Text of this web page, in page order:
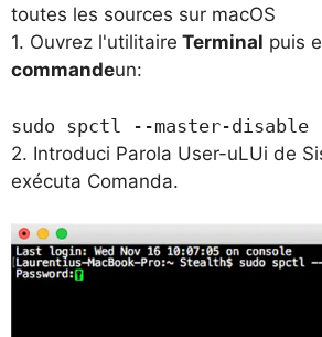
toutes les sources sur macOS
1. Ouvrez l'utilitaire Terminal puis
commandeun:
sudo spctl --master-disable
2. Introduci Parola User-uLUi de
exécuta Comanda.